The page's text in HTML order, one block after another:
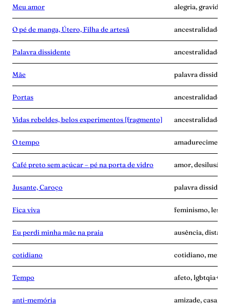
Meu amor alegria,
O pé de manga, Útero, Filha de artesã ancestralidade,
Palavra dissidente ancestralidade,
Mãe palavra
Portas ancestralidade,
Vidas rebeldes, belos experimentos [fragmento] ancestralidade,
O tempo
Café preto sem açúcar – pé na porta de vidro amor, desilusão,
Jusante, Caroço palavra
Fica viva feminismo,
Eu perdi minha mãe na praia ausência,
cotidiano cotidiano,
Tempo afeto, lgbtqia+,
anti-memória amizade, casa,